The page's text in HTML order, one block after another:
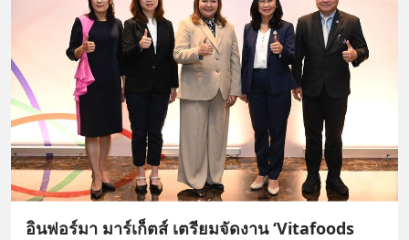
อินฟอร์มา มาร์เก็ตส์ เตรียมจัดงาน ‘Vitafoods